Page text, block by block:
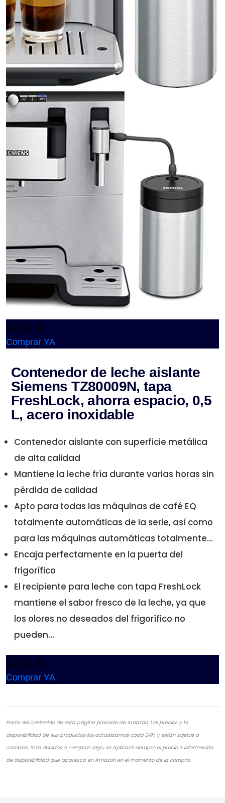
32,32 €
Comprar YA
Contenedor de leche aislante
Siemens TZ80009N, tapa
FreshLock, ahorra espacio, 0,5
L, acero inoxidable
Contenedor aislante con superficie metálica
de alta calidad
Mantiene la leche fría durante varias horas sin
pérdida de calidad
Apto para todas las máquinas de café EQ
totalmente automáticas de la serie, así como
para las máquinas automáticas totalmente...
Encaja perfectamente en la puerta del
frigorífico
El recipiente para leche con tapa FreshLock
mantiene el sabor fresco de la leche, ya que
los olores no deseados del frigorífico no
pueden...
32,32 €
Comprar YA
Parte del contenido de esta página procede de Amazon. Los precios y la
disponibilidad de sus productos los actualizamos cada 24h, y están sujetos a
cambios. Si te decides a comprar algo, se aplicará siempre el precio e información
de disponibilidad que aparezca en Amazon en el momento de la compra.